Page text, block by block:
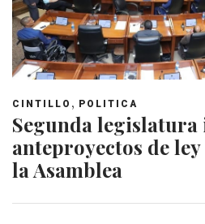
CINTILLO , POLITICA
Segunda
anteproyectos de
la Asamblea